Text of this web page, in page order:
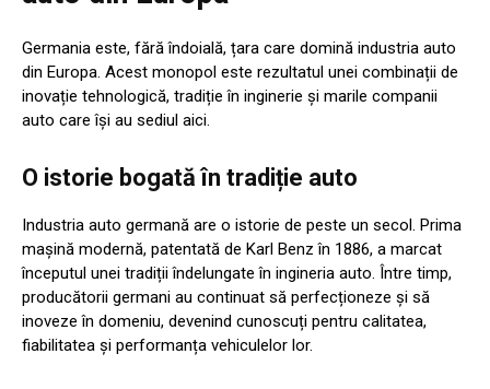
Germania este, fără îndoială, țara care domină industria auto
din Europa. Acest monopol este rezultatul unei combinații de
inovație tehnologică, tradiție în inginerie și marile companii
auto care își au sediul aici.
O istorie bogată în tradiție auto
Industria auto germană are o istorie de peste un secol. Prima
mașină modernă, patentată de Karl Benz în 1886, a marcat
începutul unei tradiții îndelungate în ingineria auto. Între timp,
producătorii germani au continuat să perfecționeze și să
inoveze în domeniu, devenind cunoscuți pentru calitatea,
fiabilitatea și performanța vehiculelor lor.